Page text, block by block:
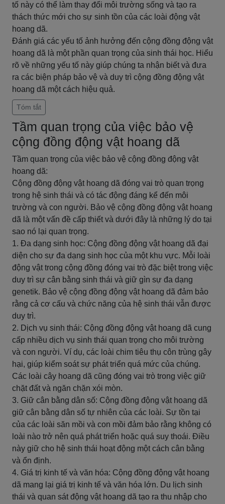
tố này có thể làm thay đổi môi trường sống và tạo ra
thách thức mới cho sự sinh tồn của các loài động vật
hoang dã.
Đánh giá các yếu tố ảnh hưởng đến cộng đồng động vật
hoang dã là một phần quan trọng của sinh thái học. Hiểu
rõ về những yếu tố này giúp chúng ta nhận biết và đưa
ra các biện pháp bảo vệ và duy trì cộng đồng động vật
hoang dã một cách hiệu quả.
Tóm tắt
Tầm quan trọng của việc bảo vệ
cộng đồng động vật hoang dã
Tầm quan trọng của việc bảo vệ cộng đồng động vật
hoang dã:
Cộng đồng động vật hoang dã đóng vai trò quan trọng
trong hệ sinh thái và có tác động đáng kể đến môi
trường và con người. Bảo vệ cộng đồng động vật hoang
dã là một vấn đề cấp thiết và dưới đây là những lý do tại
sao nó lại quan trọng.
1. Đa dạng sinh học: Cộng đồng động vật hoang dã đại
diện cho sự đa dạng sinh học của một khu vực. Mỗi loài
động vật trong cộng đồng đóng vai trò đặc biệt trong việc
duy trì sự cân bằng sinh thái và giữ gìn sự đa dạng
genetik. Bảo vệ cộng đồng động vật hoang dã đảm bảo
rằng cả cơ cấu và chức năng của hệ sinh thái vẫn được
duy trì.
2. Dịch vụ sinh thái: Cộng đồng động vật hoang dã cung
cấp nhiều dịch vụ sinh thái quan trọng cho môi trường
và con người. Ví dụ, các loài chim tiêu thụ côn trùng gây
hại, giúp kiểm soát sự phát triển quá mức của chúng.
Các loài cây hoang dã cũng đóng vai trò trong việc giữ
chặt đất và ngăn chặn xói mòn.
3. Giữ cân bằng dân số: Cộng đồng động vật hoang dã
giữ cân bằng dân số tự nhiên của các loài. Sự tồn tại
của các loài săn mồi và con mồi đảm bảo rằng không có
loài nào trở nên quá phát triển hoặc quá suy thoái. Điều
này giữ cho hệ sinh thái hoạt động một cách cân bằng
và ổn định.
4. Giá trị kinh tế và văn hóa: Cộng đồng động vật hoang
dã mang lại giá trị kinh tế và văn hóa lớn. Du lịch sinh
thái và quan sát động vật hoang dã tạo ra thu nhập cho